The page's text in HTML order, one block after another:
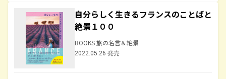
自分らしく生きるフランスのことばと
絶景１００
BOOKS 旅の名言＆絶景
2022.05.26 発売